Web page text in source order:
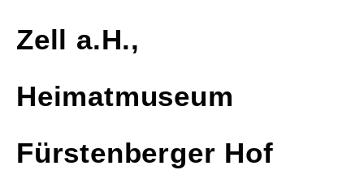
Zell a.H.,
Heimatmuseum
Fürstenberger Hof